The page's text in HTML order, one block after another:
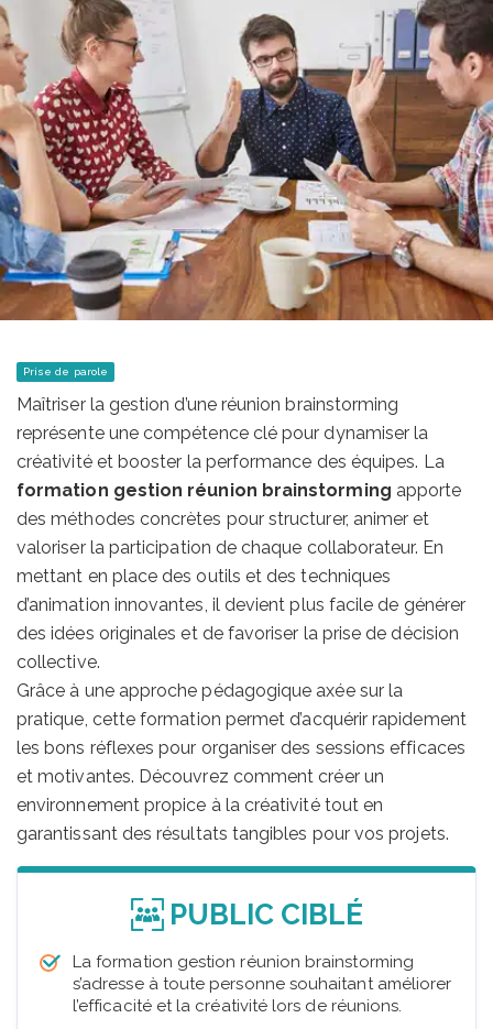
Prise de parole
Maîtriser la gestion d’une réunion brainstorming
représente une compétence clé pour dynamiser la
créativité et booster la performance des équipes. La
formation gestion réunion brainstorming apporte
des méthodes concrètes pour structurer, animer et
valoriser la participation de chaque collaborateur. En
mettant en place des outils et des techniques
d’animation innovantes, il devient plus facile de générer
des idées originales et de favoriser la prise de décision
collective.
Grâce à une approche pédagogique axée sur la
pratique, cette formation permet d’acquérir rapidement
les bons réflexes pour organiser des sessions efficaces
et motivantes. Découvrez comment créer un
environnement propice à la créativité tout en
garantissant des résultats tangibles pour vos projets.
PUBLIC CIBLÉ
La formation gestion réunion brainstorming
s’adresse à toute personne souhaitant améliorer
l’efficacité et la créativité lors de réunions.